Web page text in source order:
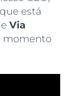
está
Via
momento